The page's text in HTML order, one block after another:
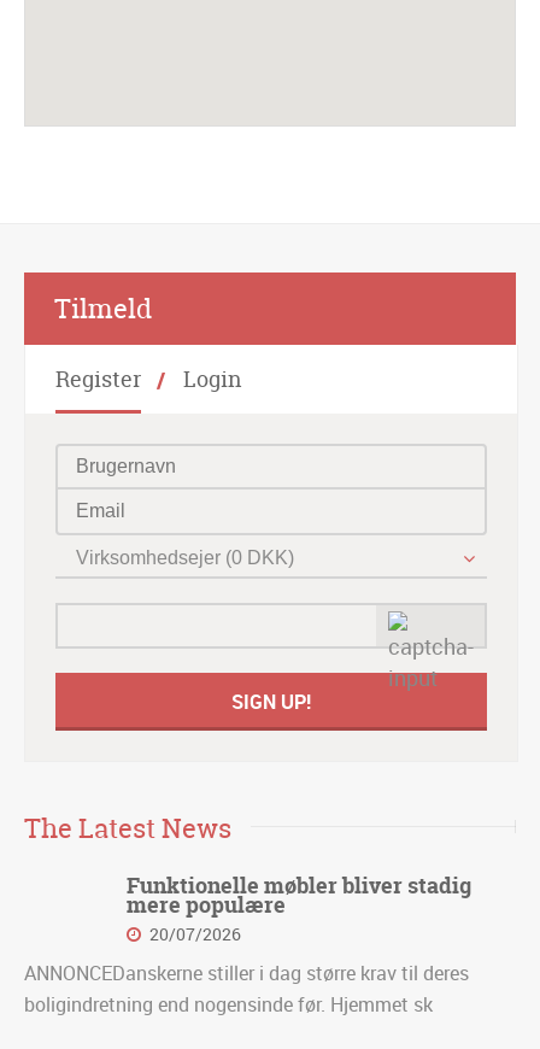
Tilmeld
Register Login
Virksomhedsejer (0 DKK)
The Latest News
Funktionelle møbler bliver stadig
mere populære
20/07/2026
ANNONCEDanskerne stiller i dag større krav til deres
boligindretning end nogensinde før. Hjemmet sk